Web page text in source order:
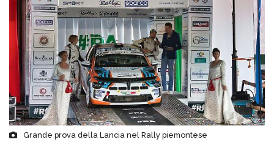
Grande prova della Lancia nel Rally piemontese